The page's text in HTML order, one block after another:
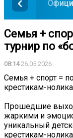
Семья +
турнир по
08:1426.05.2026
Семья + спорт =
крестикам-
Прошедшие
жаркими и
уникальный
крестикам-